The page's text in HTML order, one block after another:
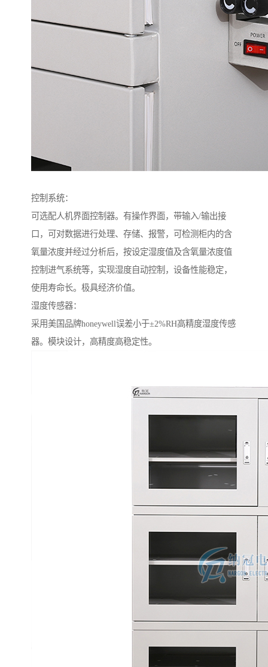
控制系统：
可选配人机界面控制器。有操作界面，带输入/输出接
口，可对数据进行处理、存储、报警，可检测柜内的含
氧量浓度并经过分析后，按设定湿度值及含氧量浓度值
控制进气系统等，实现湿度自动控制，设备性能稳定，
使用寿命长。极具经济价值。
湿度传感器：
采用美国品牌honeywell误差小于±2%RH高精度湿度传感
器。模块设计，高精度高稳定性。